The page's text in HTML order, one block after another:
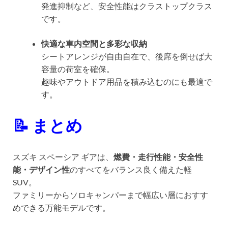
発進抑制など、安全性能はクラストップクラス
です。
快適な車内空間と多彩な収納
シートアレンジが自由自在で、後席を倒せば大
容量の荷室を確保。
趣味やアウトドア用品を積み込むのにも最適で
す。
📝 まとめ
スズキ スペーシア ギアは、 燃費・走行性能・安全性
能・デザイン性のすべてをバランス良く備えた軽
SUV。
ファミリーからソロキャンパーまで幅広い層におすす
めできる万能モデルです。